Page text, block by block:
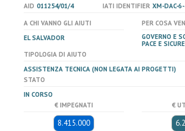
AID 011254/01/4 IATI IDENTIFIER XM-DAC-
A CHI VANNO GLI AIUTI
EL SALVADOR
PER COSA
GOVERNO E
PACE E
TIPOLOGIA DI AIUTO
ASSISTENZA TECNICA (NON LEGATA AI PROGETTI)
STATO
IN CORSO
€ IMPEGNATI
8.415.000
€